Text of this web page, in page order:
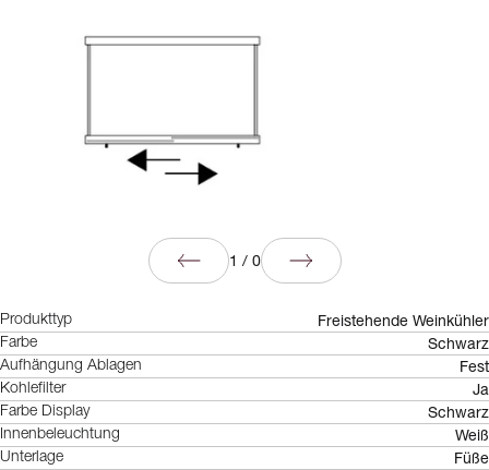
1 / 0
Produkttyp Freistehende Weinkühler
Farbe Schwarz
Aufhängung Ablagen Fest
Kohlefilter Ja
Farbe Display Schwarz
Innenbeleuchtung Weiß
Unterlage Füße